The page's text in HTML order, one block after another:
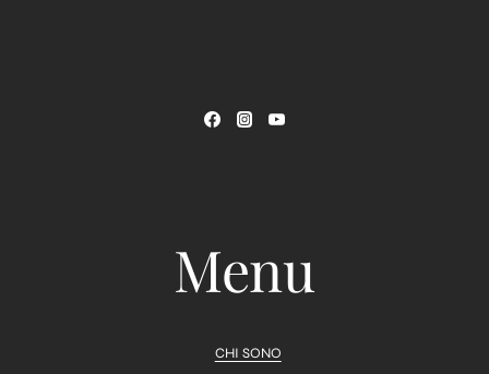
Menu
CHI SONO